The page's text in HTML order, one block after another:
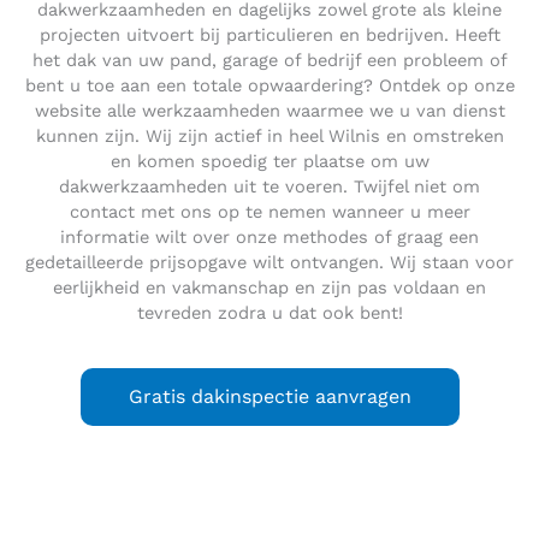
dakwerkzaamheden en dagelijks zowel grote als kleine
projecten uitvoert bij particulieren en bedrijven. Heeft
het dak van uw pand, garage of bedrijf een probleem of
bent u toe aan een totale opwaardering? Ontdek op onze
website alle werkzaamheden waarmee we u van dienst
kunnen zijn. Wij zijn actief in heel Wilnis en omstreken
en komen spoedig ter plaatse om uw
dakwerkzaamheden uit te voeren. Twijfel niet om
contact met ons op te nemen wanneer u meer
informatie wilt over onze methodes of graag een
gedetailleerde prijsopgave wilt ontvangen. Wij staan voor
eerlijkheid en vakmanschap en zijn pas voldaan en
tevreden zodra u dat ook bent!
Gratis dakinspectie aanvragen